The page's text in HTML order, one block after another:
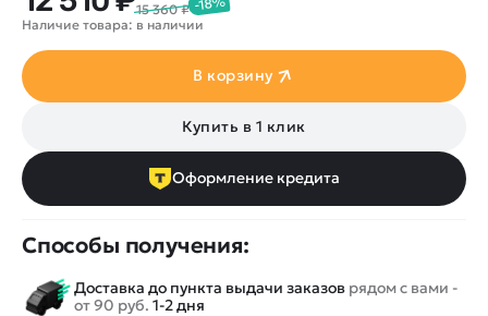
15 360 ₽
Наличие товара: в наличии
В корзину
Купить в 1 клик
Оформление кредита
Способы получения:
Доставка до пункта выдачи заказов рядом с вами -
от 90 руб. 1-2 дня